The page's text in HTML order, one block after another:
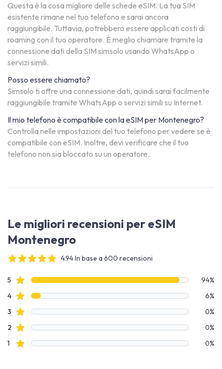
Questa è la cosa migliore delle schede eSIM. La tua SIM
esistente rimane nel tuo telefono e sarai ancora
raggiungibile. Tuttavia, potrebbero essere applicati costi di
roaming con il tuo operatore. È meglio chiamare tramite la
connessione dati della SIM simsolo usando WhatsApp o
servizi simili.
Posso essere chiamato?
Simsolo ti offre una connessione dati, quindi sarai facilmente
raggiungibile tramite WhatsApp o servizi simili su Internet.
Il mio telefono è compatibile con la eSIM per Montenegro?
Controlla nelle impostazioni del tuo telefono per vedere se è
compatibile con eSIM. Inoltre, devi verificare che il tuo
telefono non sia bloccato su un operatore.
Le migliori recensioni per eSIM
Montenegro
4.94 In base a 600 recensioni
Dati recensione
5recensioni con stelle
94%
4recensioni con stelle
6%
3 recensioni con stelle
0%
2recensioni con stelle
0%
1 recensioni con stelle 0%